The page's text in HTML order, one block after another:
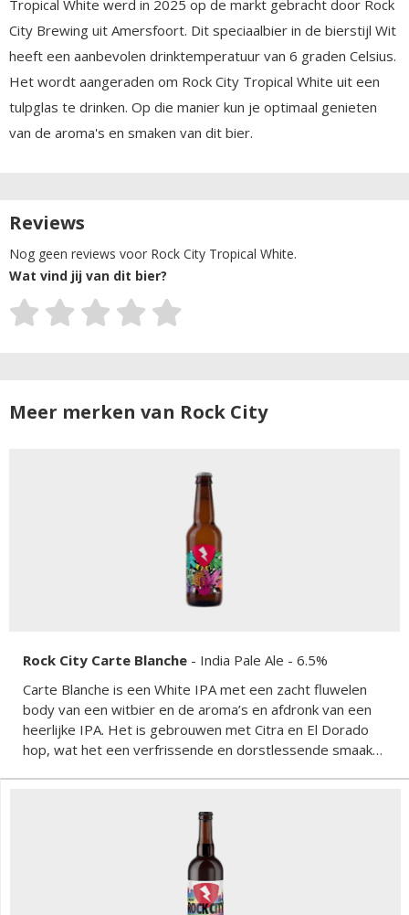
Tropical White werd in 2025 op de markt gebracht door Rock
City Brewing uit Amersfoort. Dit speciaalbier in de bierstijl Wit
heeft een aanbevolen drinktemperatuur van 6 graden Celsius.
Het wordt aangeraden om Rock City Tropical White uit een
tulpglas te drinken. Op die manier kun je optimaal genieten
van de aroma's en smaken van dit bier.
Reviews
Nog geen reviews voor Rock City Tropical White.
Wat vind jij van dit bier?
Meer merken van Rock City
Rock City Carte Blanche - India Pale Ale - 6.5%
Carte Blanche is een White IPA met een zacht fluwelen
body van een witbier en de aroma’s en afdronk van een
heerlijke IPA. Het is gebrouwen met Citra en El Dorado
hop, wat het een verfrissende en dorstlessende smaak